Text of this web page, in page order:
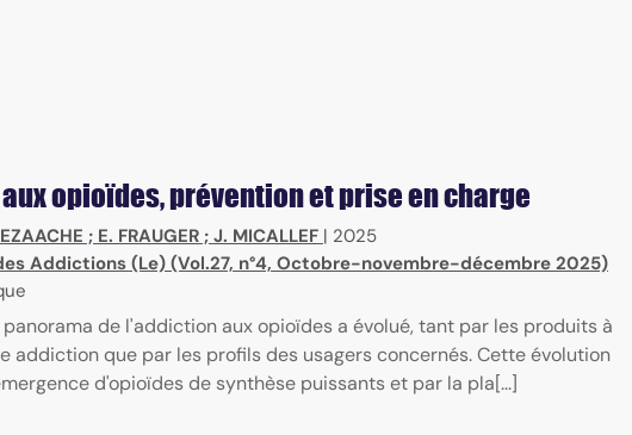
opioïdes, prévention et prise en charge
; E. FRAUGER; J. MICALLEF | 2025
Addictions (Le) (Vol.27, n°4, Octobre-novembre-décembre 2025)
panorama de l'addiction aux opioïdes a évolué, tant par les produits à
addiction que par les profils des usagers concernés. Cette évolution
d'opioïdes de synthèse puissants et par la pla[...]